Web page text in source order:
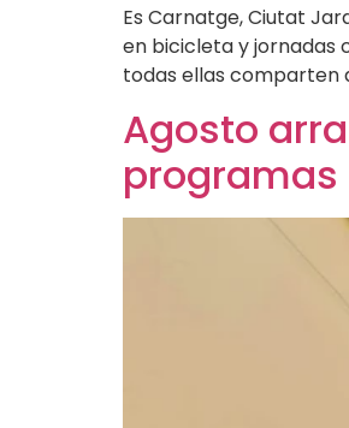
Es Carnatge, Ciutat
en bicicleta y jornadas
todas ellas comparten
Agosto
programas